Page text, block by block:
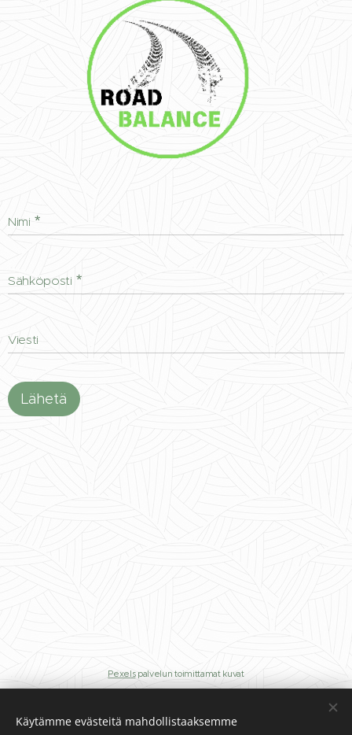
Nimi
Sähköposti
Viesti
Lähetä
Pexelspalvelun toimittamat kuvat
Oy Road Balance Ltd Asemantie 3, 35400 Längelmäki
Käytämme evästeitä mahdollistaaksemme